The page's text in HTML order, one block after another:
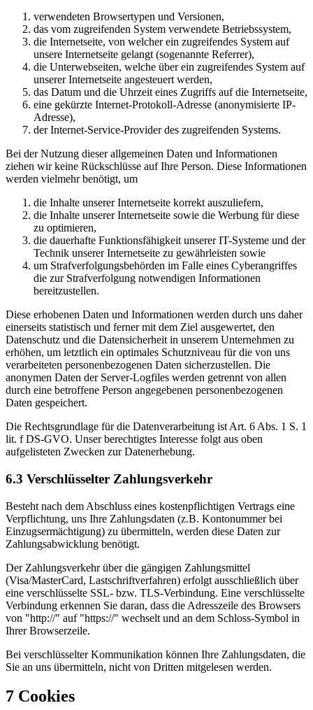
verwendeten Browsertypen und Versionen,
das vom zugreifenden System verwendete Betriebssystem,
die Internetseite, von welcher ein zugreifendes System auf
unsere Internetseite gelangt (sogenannte Referrer),
die Unterwebseiten, welche über ein zugreifendes System auf
unserer Internetseite angesteuert werden,
das Datum und die Uhrzeit eines Zugriffs auf die Internetseite,
eine gekürzte Internet-Protokoll-Adresse (anonymisierte IP-
Adresse),
der Internet-Service-Provider des zugreifenden Systems.
Bei der Nutzung dieser allgemeinen Daten und Informationen
ziehen wir keine Rückschlüsse auf Ihre Person. Diese Informationen
werden vielmehr benötigt, um
die Inhalte unserer Internetseite korrekt auszuliefern,
die Inhalte unserer Internetseite sowie die Werbung für diese
zu optimieren,
die dauerhafte Funktionsfähigkeit unserer IT-Systeme und der
Technik unserer Internetseite zu gewährleisten sowie
um Strafverfolgungsbehörden im Falle eines Cyberangriffes
die zur Strafverfolgung notwendigen Informationen
bereitzustellen.
Diese erhobenen Daten und Informationen werden durch uns daher
einerseits statistisch und ferner mit dem Ziel ausgewertet, den
Datenschutz und die Datensicherheit in unserem Unternehmen zu
erhöhen, um letztlich ein optimales Schutzniveau für die von uns
verarbeiteten personenbezogenen Daten sicherzustellen. Die
anonymen Daten der Server-Logfiles werden getrennt von allen
durch eine betroffene Person angegebenen personenbezogenen
Daten gespeichert.
Die Rechtsgrundlage für die Datenverarbeitung ist Art. 6 Abs. 1 S. 1
lit. f DS-GVO. Unser berechtigtes Interesse folgt aus oben
aufgelisteten Zwecken zur Datenerhebung.
6.3 Verschlüsselter Zahlungsverkehr
Besteht nach dem Abschluss eines kostenpflichtigen Vertrags eine
Verpflichtung, uns Ihre Zahlungsdaten (z.B. Kontonummer bei
Einzugsermächtigung) zu übermitteln, werden diese Daten zur
Zahlungsabwicklung benötigt.
Der Zahlungsverkehr über die gängigen Zahlungsmittel
(Visa/MasterCard, Lastschriftverfahren) erfolgt ausschließlich über
eine verschlüsselte SSL- bzw. TLS-Verbindung. Eine verschlüsselte
Verbindung erkennen Sie daran, dass die Adresszeile des Browsers
von "http://" auf "https://" wechselt und an dem Schloss-Symbol in
Ihrer Browserzeile.
Bei verschlüsselter Kommunikation können Ihre Zahlungsdaten, die
Sie an uns übermitteln, nicht von Dritten mitgelesen werden.
7 Cookies